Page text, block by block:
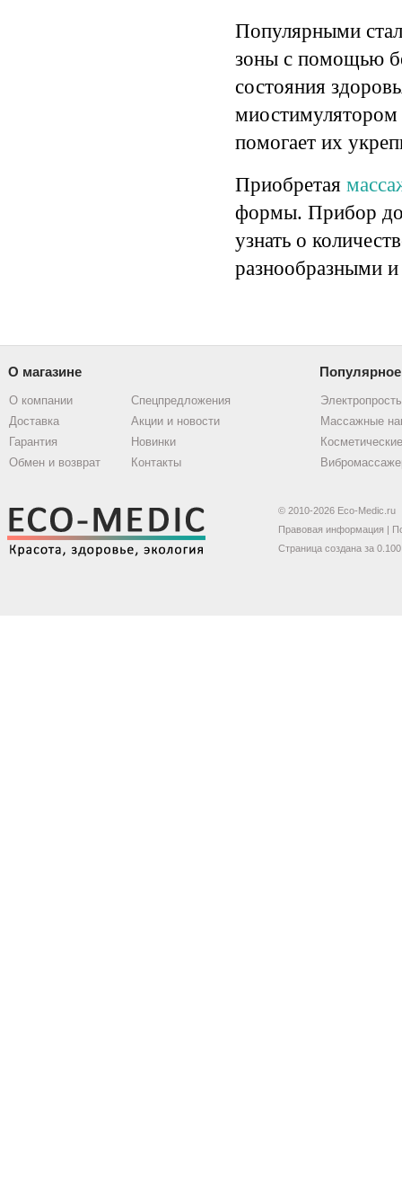
Популярными
зоны с помощью
состояния
помогает их
Приобретая
формы. Прибор
узнать о
разнообразными
О магазине Популярное
О компании
Доставка
Гарантия
Обмен и возврат
Спецпредложения
Акции и новости
Новинки
Контакты
Массажные
© 2010-2026 Eco-Medic.ru
Правовая информация |
Страница создана за